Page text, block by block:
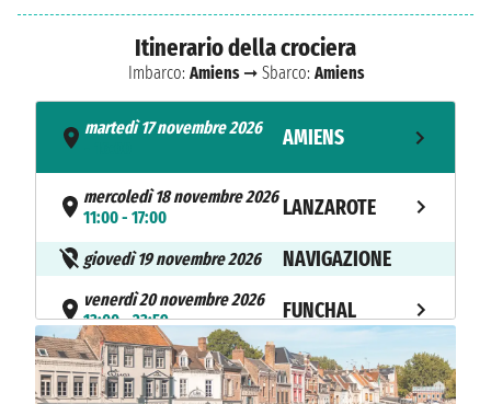
Itinerario della crociera
Imbarco: Amiens➞ Sbarco: Amiens
martedì 17 novembre 2026
AMIENS
mercoledì 18 novembre 2026
11:00 - 17:00
LANZAROTE
giovedì 19 novembre 2026 NAVIGAZIONE
venerdì 20 novembre 2026
13:00 - 23:59
FUNCHAL
sabato 21 novembre 2026
n.d. - 22:00
FUNCHAL